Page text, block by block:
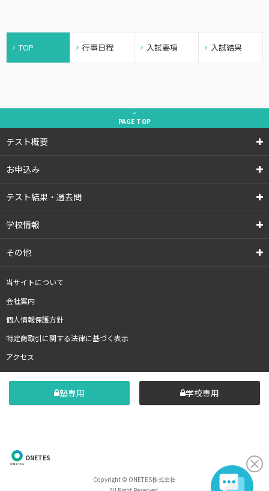
TOP 行事日程 入試要項 入試結果
PAGE TOP
テスト概要
お申込み
テスト結果・過去問
学校情報
その他
当サイトについて
会社案内
個人情報保護方針
特定商取引に関する法律に基づく表示
アクセス
塾専用 学校専用
ONETES
Copyright © ONETES株式会社